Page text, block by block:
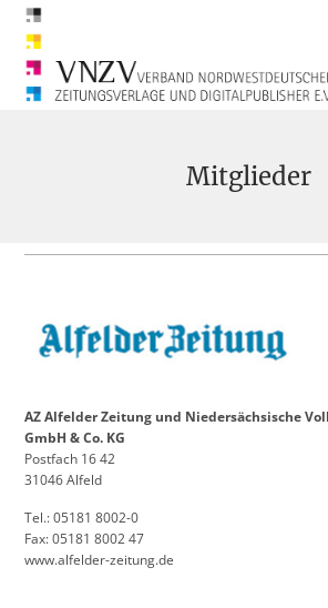
Mitglieder
AZ Alfelder Zeitung und Niedersächsische
GmbH & Co. KG
Postfach 16 42
31046 Alfeld
Tel.: 05181 8002-0
Fax: 05181 8002 47
www.alfelder-zeitung.de